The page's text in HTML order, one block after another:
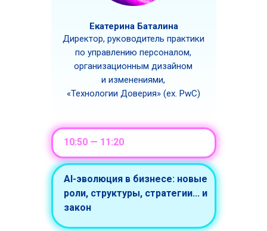
AI-эволюция в бизнесе: новые
роли, структуры, стратегии... и
закон
10:50 — 11:20
Екатерина Баталина
Директор, руководитель практики
по управлению персоналом,
организационным дизайном
и изменениями,
«Технологии Доверия» (ex. PwC)